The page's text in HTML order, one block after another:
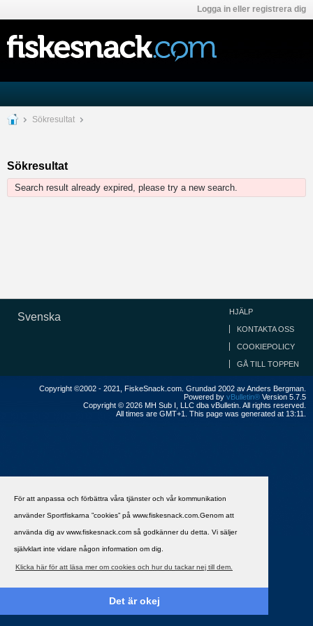
För att anpassa och förbättra våra tjänster och vår kommunikation
använder Sportfiskarna ”cookies” på www.fiskesnack.com.Genom att
använda dig av www.fiskesnack.com så godkänner du detta. Vi säljer
självklart inte vidare någon information om dig.
Klicka här för att läsa mer om cookies och hur du tackar nej till dem.
Det är okej
Logga in eller registrera dig
Sökresultat
Sökresultat
Search result already expired, please try a new search.
Svenska HJÄLP
KONTAKTA OSS
COOKIEPOLICY
GÅ TILL TOPPEN
Copyright ©2002 - 2021, FiskeSnack.com. Grundad 2002 av Anders Bergman.
Powered by vBulletin® Version 5.7.5
Copyright © 2026 MH Sub I, LLC dba vBulletin. All rights reserved.
All times are GMT+1. This page was generated at 13:11.